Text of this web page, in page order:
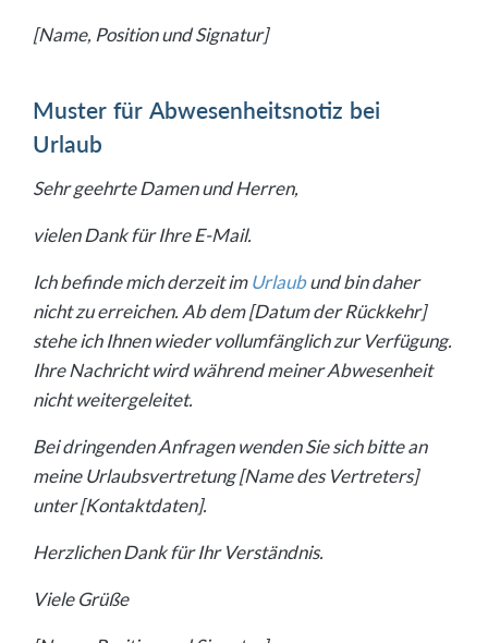
[Name, Position und Signatur]
Muster für Abwesenheitsnotiz bei
Urlaub
Sehr geehrte Damen und Herren,
vielen Dank für Ihre E-Mail.
Ich befinde mich derzeit imUrlaubund bin daher
nicht zu erreichen. Ab dem [Datum der Rückkehr]
stehe ich Ihnen wieder vollumfänglich zur Verfügung.
Ihre Nachricht wird während meiner Abwesenheit
nicht weitergeleitet.
Bei dringenden Anfragen wenden Sie sich bitte an
meine Urlaubsvertretung [Name des Vertreters]
unter [Kontaktdaten].
Herzlichen Dank für Ihr Verständnis.
Viele Grüße